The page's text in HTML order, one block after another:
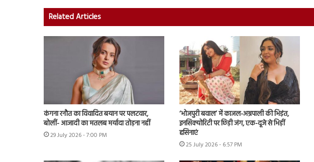
Related Articles
कंगना रनौत का विवादित बयान पर पलटवार,
बोलीं- आजादी का मतलब मर्यादा तोड़ना नहीं
29 July 2026 - 7:00 PM
‘भोजपुरी बवाल’ में काजल-अम्रपाली की भिड़ंत,
इनसिक्योरिटी पर छिड़ी जंग, एक-दूजे से भिड़ीं
हसिनाएं
25 July 2026 - 6:57 PM